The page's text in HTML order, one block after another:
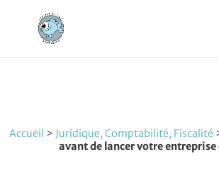
Accueil > Juridique, Comptabilité, Fiscalité
avant de lancer votre